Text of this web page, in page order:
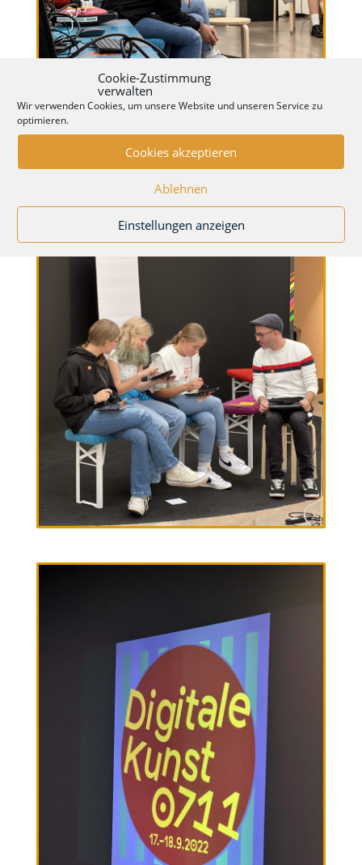
Cookie-Zustimmung
verwalten
Wir verwenden Cookies, um unsere Website und unseren Service zu
optimieren.
Cookies akzeptieren
Ablehnen
Einstellungen anzeigen